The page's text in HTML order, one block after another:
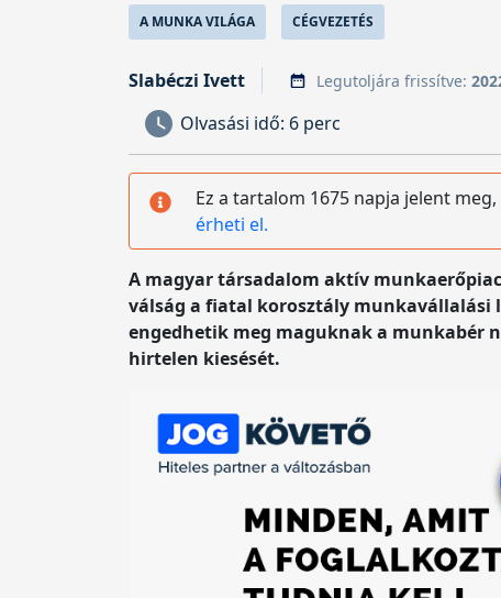
A MUNKA VILÁGA CÉGVEZETÉS
Slabéczi Ivett Legutoljára frissítve:
Olvasási idő: 6 perc
Ez a tartalom 1675 napja jelent
érheti el.
A magyar társadalom aktív
válság a fiatal korosztály munkavállalási
engedhetik meg maguknak a munkabér
hirtelen kiesését.